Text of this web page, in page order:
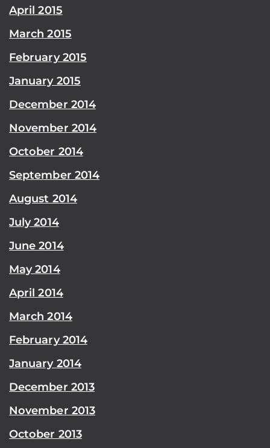
April 2015
March 2015
February 2015
January 2015
December 2014
November 2014
October 2014
September 2014
August 2014
July 2014
June 2014
May 2014
April 2014
March 2014
February 2014
January 2014
December 2013
November 2013
October 2013